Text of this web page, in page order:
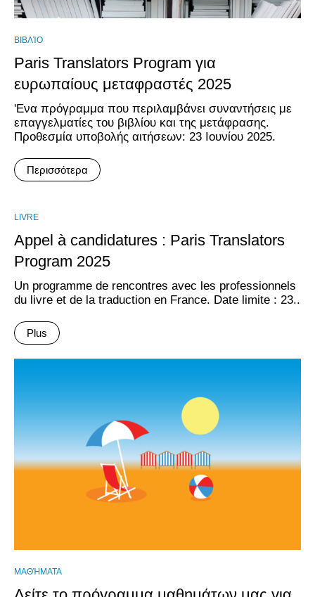
ΒΙΒΛΊΟ
Paris Translators Program για
ευρωπαίους μεταφραστές 2025
'Ενα πρόγραμμα που περιλαμβάνει συναντήσεις με
επαγγελματίες του βιβλίου και της μετάφρασης.
Προθεσμία υποβολής αιτήσεων: 23 Ιουνίου 2025.
Περισσότερα
LIVRE
Appel à candidatures : Paris Translators
Program 2025
Un programme de rencontres avec les professionnels
du livre et de la traduction en France. Date limite : 23..
Plus
ΜΑΘΉΜΑΤΑ